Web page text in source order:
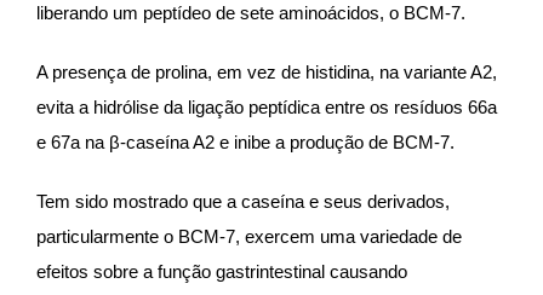
liberando um peptídeo de sete aminoácidos, o BCM-7.
A presença de prolina, em vez de histidina, na variante A2,
evita a hidrólise da ligação peptídica entre os resíduos 66a
e 67a na β-caseína A2 e inibe a produção de BCM-7.
Tem sido mostrado que a caseína e seus derivados,
particularmente o BCM-7, exercem uma variedade de
efeitos sobre a função gastrintestinal causando